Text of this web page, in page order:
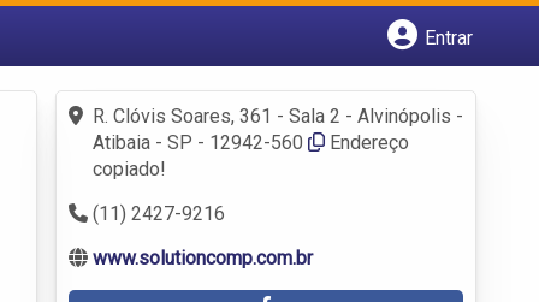
Entrar
Fazer login
Criar conta
R. Clóvis Soares, 361 - Sala 2 - Alvinópolis -
Atibaia - SP - 12942-560
Endereço
copiado!
(11) 2427-9216
www.solutioncomp.com.br